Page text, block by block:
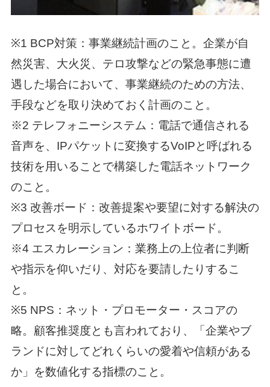
※1 BCP対策：事業継続計画のこと。企業が自
然災害、大火災、テロ攻撃などの緊急事態に遭
遇した場合において、事業継続のための方法、
手段などを取り決めておく計画のこと。
※2 テレフォニーシステム：電話で通信される
音声を、IPパケットに変換するVoIPと呼ばれる
技術を用いることで構築した電話ネットワーク
のこと。
※3 改善ボード：改善提案や要望に対する解決の
プロセスを明示しているホワイトボード。
※4 エスカレーション：業務上の上位者に判断
や指示を仰いだり、対応を要請したりするこ
と。
※5 NPS：ネット・プロモーター・スコアの
略。顧客推奨度とも言われており、「企業やブ
ランドに対してどれくらいの愛着や信頼がある
か」を数値化する指標のこと。